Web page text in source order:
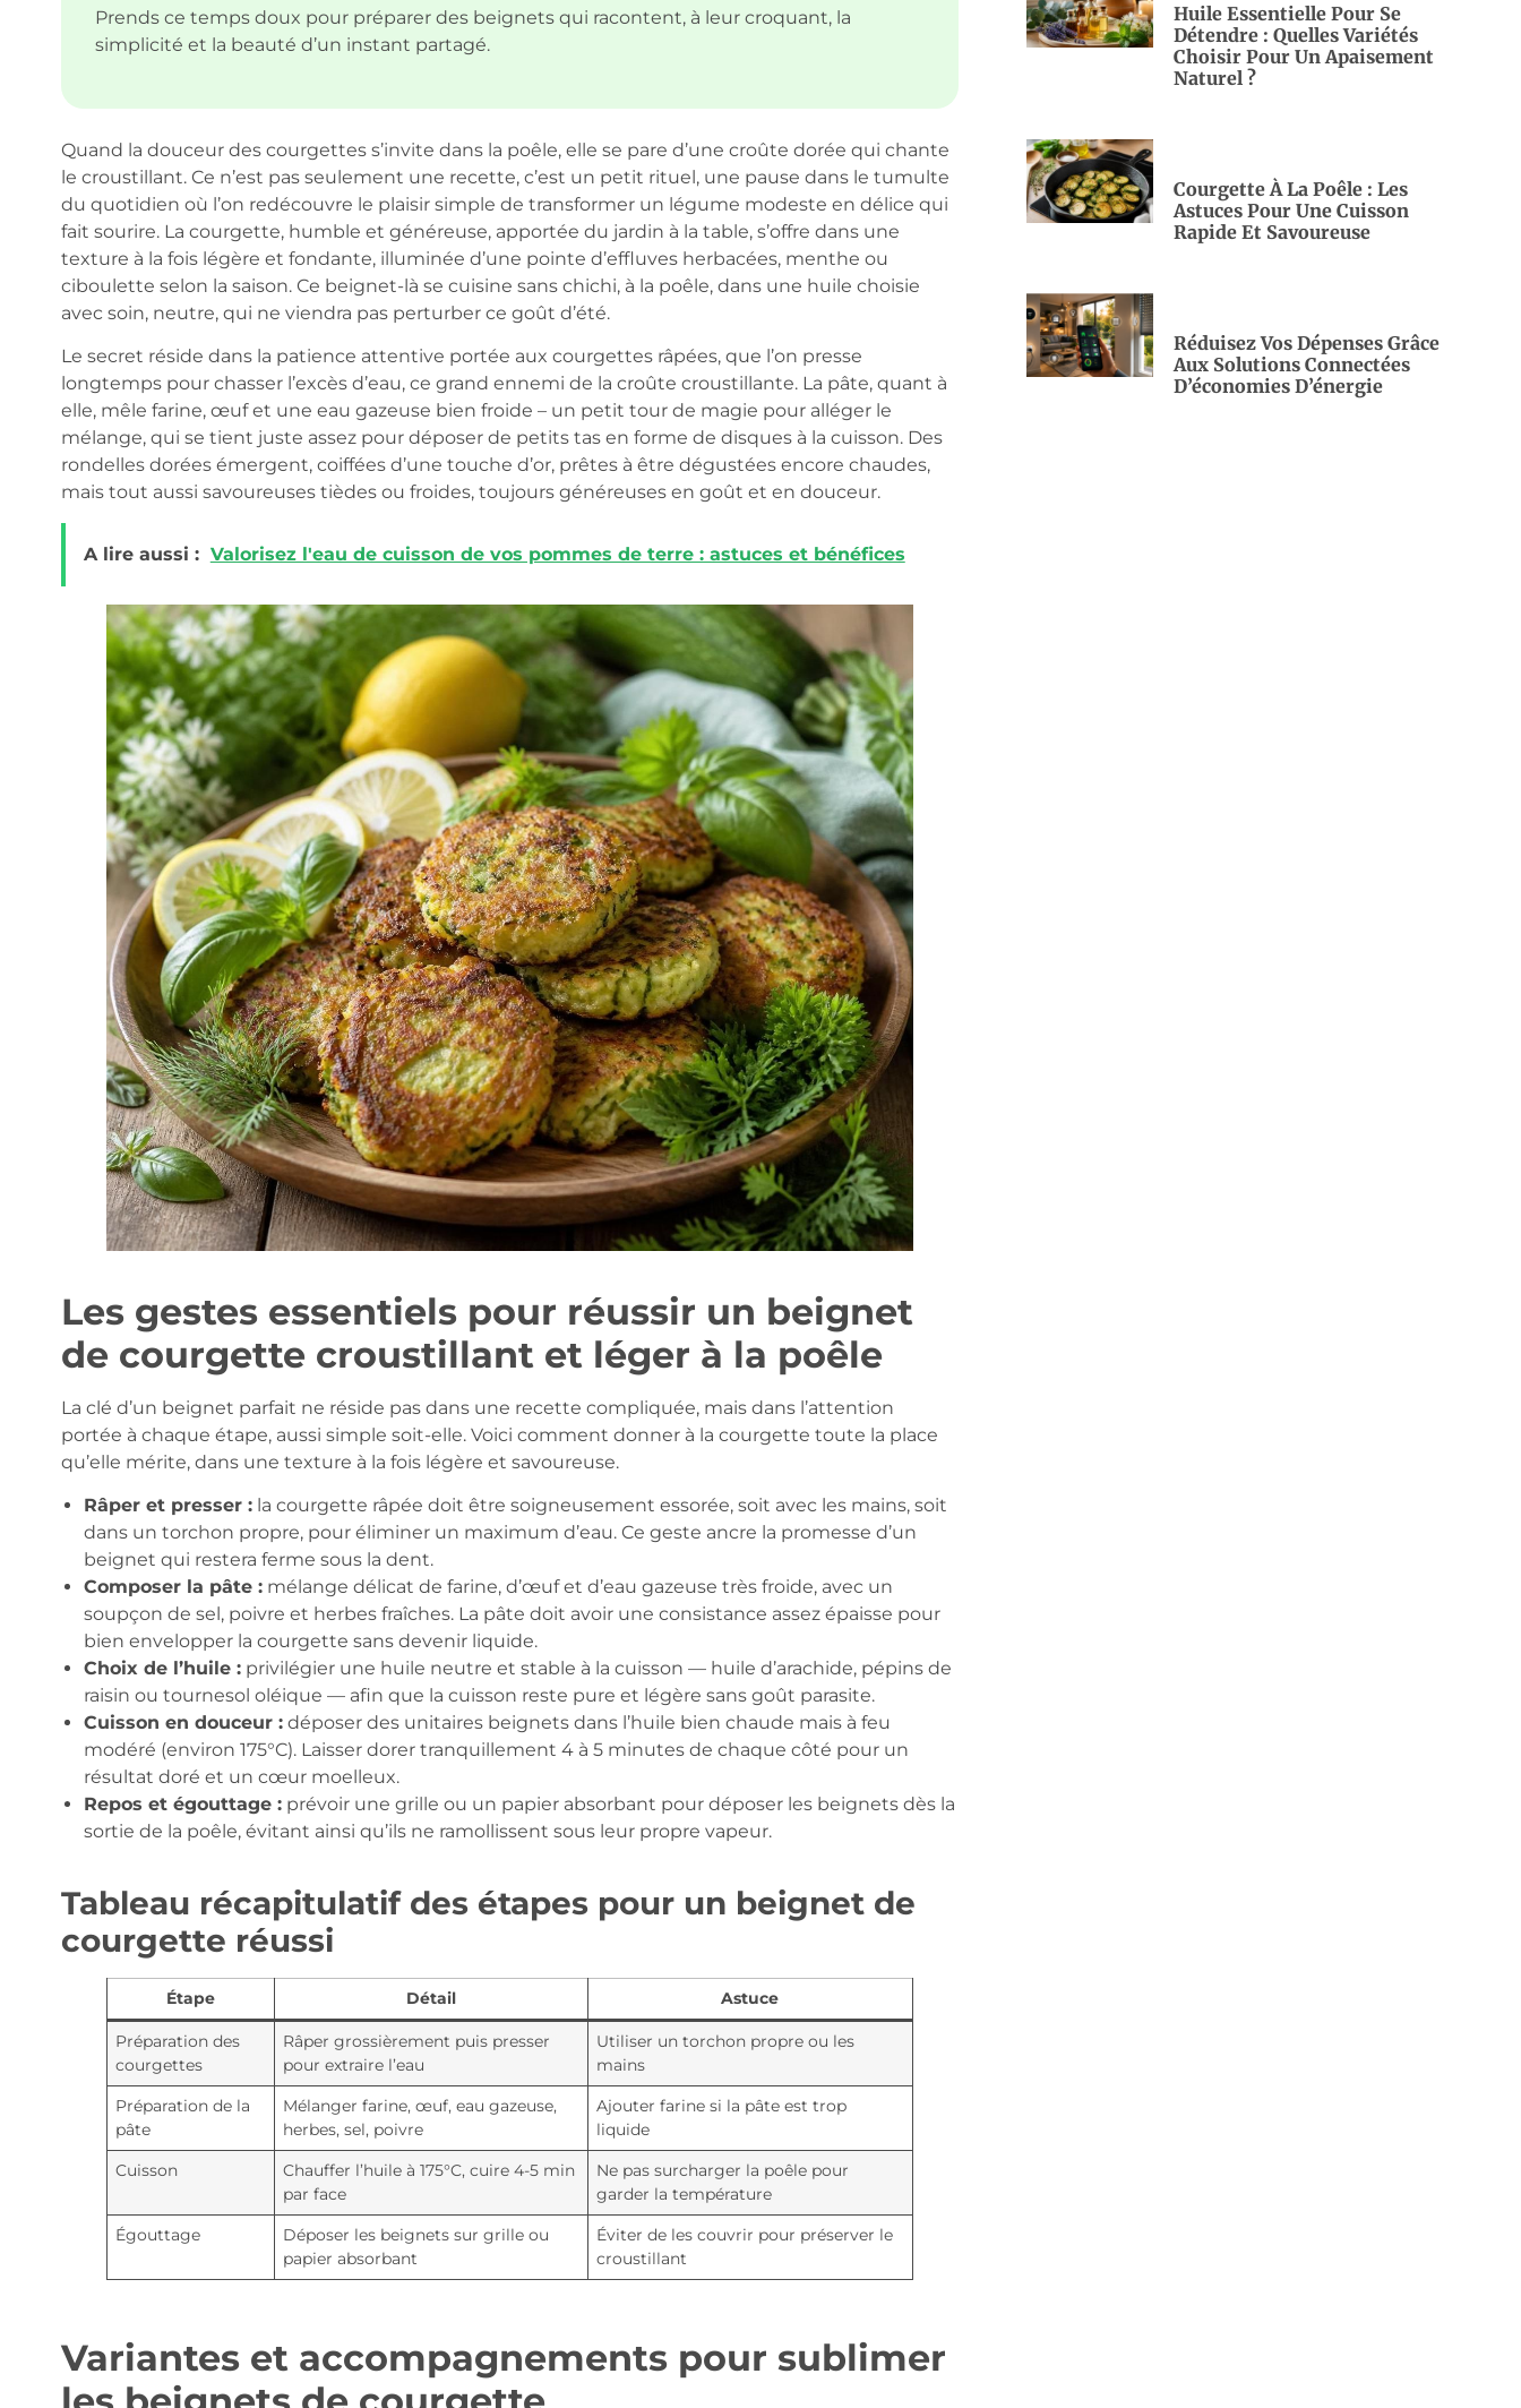
Prends ce temps doux pour préparer des beignets qui racontent, à leur croquant, la
simplicité et la beauté d’un instant partagé.
Quand la douceur des courgettes s’invite dans la poêle, elle se pare d’une croûte dorée qui chante
le croustillant. Ce n’est pas seulement une recette, c’est un petit rituel, une pause dans le tumulte
du quotidien où l’on redécouvre le plaisir simple de transformer un légume modeste en délice qui
fait sourire. La courgette, humble et généreuse, apportée du jardin à la table, s’offre dans une
texture à la fois légère et fondante, illuminée d’une pointe d’effluves herbacées, menthe ou
ciboulette selon la saison. Ce beignet-là se cuisine sans chichi, à la poêle, dans une huile choisie
avec soin, neutre, qui ne viendra pas perturber ce goût d’été.
Le secret réside dans la patience attentive portée aux courgettes râpées, que l’on presse
longtemps pour chasser l’excès d’eau, ce grand ennemi de la croûte croustillante. La pâte, quant à
elle, mêle farine, œuf et une eau gazeuse bien froide – un petit tour de magie pour alléger le
mélange, qui se tient juste assez pour déposer de petits tas en forme de disques à la cuisson. Des
rondelles dorées émergent, coiffées d’une touche d’or, prêtes à être dégustées encore chaudes,
mais tout aussi savoureuses tièdes ou froides, toujours généreuses en goût et en douceur.
A lire aussi : Valorisez l'eau de cuisson de vos pommes de terre : astuces et bénéfices
Les gestes essentiels pour réussir un beignet
de courgette croustillant et léger à la poêle
La clé d’un beignet parfait ne réside pas dans une recette compliquée, mais dans l’attention
portée à chaque étape, aussi simple soit-elle. Voici comment donner à la courgette toute la place
qu’elle mérite, dans une texture à la fois légère et savoureuse.
Râper et presser :la courgette râpée doit être soigneusement essorée, soit avec les mains, soit
dans un torchon propre, pour éliminer un maximum d’eau. Ce geste ancre la promesse d’un
beignet qui restera ferme sous la dent.
Composer la pâte :mélange délicat de farine, d’œuf et d’eau gazeuse très froide, avec un
soupçon de sel, poivre et herbes fraîches. La pâte doit avoir une consistance assez épaisse pour
bien envelopper la courgette sans devenir liquide.
Choix de l’huile :privilégier une huile neutre et stable à la cuisson — huile d’arachide, pépins de
raisin ou tournesol oléique — afin que la cuisson reste pure et légère sans goût parasite.
Cuisson en douceur :déposer des unitaires beignets dans l’huile bien chaude mais à feu
modéré (environ 175°C). Laisser dorer tranquillement 4 à 5 minutes de chaque côté pour un
résultat doré et un cœur moelleux.
Repos et égouttage :prévoir une grille ou un papier absorbant pour déposer les beignets dès la
sortie de la poêle, évitant ainsi qu’ils ne ramollissent sous leur propre vapeur.
Tableau récapitulatif des étapes pour un beignet de
courgette réussi
Étape Détail Astuce
Préparation des
courgettes
Râper grossièrement puis presser
pour extraire l’eau
Utiliser un torchon propre ou les
mains
Préparation de la
pâte
Mélanger farine, œuf, eau gazeuse,
herbes, sel, poivre
Ajouter farine si la pâte est trop
liquide
Cuisson
Chauffer l’huile à 175°C, cuire 4-5 min
par face
Ne pas surcharger la poêle pour
garder la température
Égouttage
Déposer les beignets sur grille ou
papier absorbant
Éviter de les couvrir pour préserver le
croustillant
Variantes et accompagnements pour sublimer
Huile Essentielle Pour Se
Détendre : Quelles Variétés
Choisir Pour Un Apaisement
Naturel ?
Courgette À La Poêle : Les
Astuces Pour Une Cuisson
Rapide Et Savoureuse
Réduisez Vos Dépenses Grâce
Aux Solutions Connectées
D’économies D’énergie